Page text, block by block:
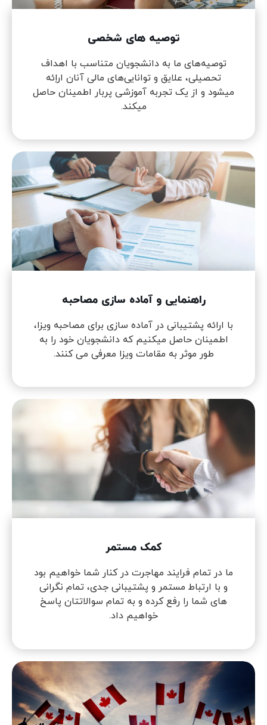
توصیه های شخصی
توصیه‌های ما به دانشجویان متناسب با اهداف
تحصیلی، علایق و توانایی‌های مالی آنان اراِئه
میشود و از یک تجربه آموزشی پربار اطمینان حاصل
میکند.
راهنمایی و آماده سازی مصاحبه
با ارائه پشتیبانی در آماده سازی برای مصاحبه ویزا،
اطمینان حاصل میکنیم که دانشجویان خود را به
طور موثر به مقامات ویزا معرفی می کنند.
کمک مستمر
ما در تمام فرایند مهاجرت در کنار شما خواهیم بود
و با ارتباط مستمر و پشتیبانی جدی، تمام نگرانی
های شما را رفع کرده و به تمام سوالاتتان پاسخ
خواهیم داد.